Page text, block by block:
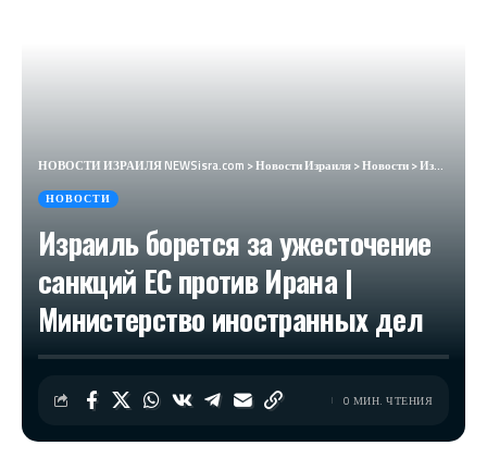
НОВОСТИ ИЗРАИЛЯ NEWSisra.com >Новости Израиля>Новости>Израиль борется за ужесточение санкций ЕС против Ирана | Министерство иностранных дел
НОВОСТИ
Израиль борется за ужесточение
санкций ЕС против Ирана |
Министерство иностранных дел
0 МИН. ЧТЕНИЯ